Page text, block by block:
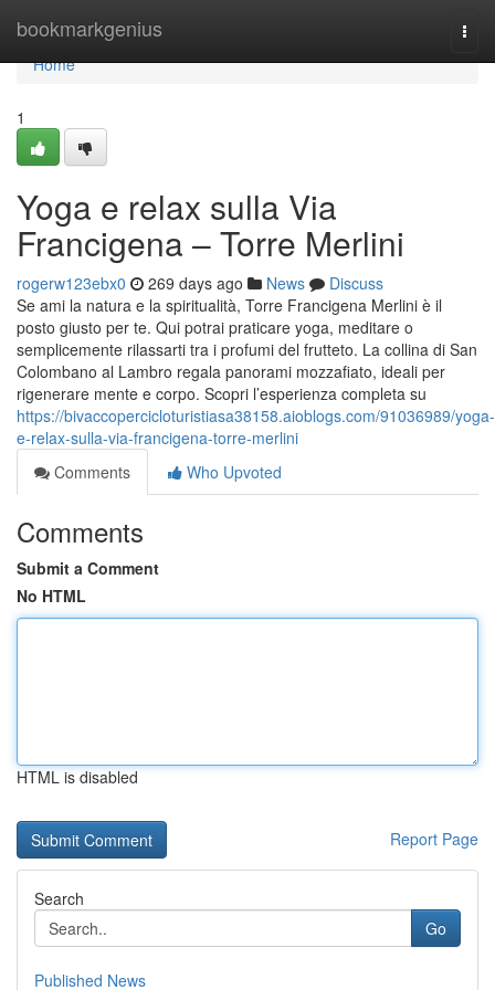
bookmarkgenius
Home
Home
1
Yoga e relax sulla Via
Francigena – Torre Merlini
rogerw123ebx0 269 days ago News
Discuss
Se ami la natura e la spiritualità, Torre Francigena Merlini è il
posto giusto per te. Qui potrai praticare yoga, meditare o
semplicemente rilassarti tra i profumi del frutteto. La collina di San
Colombano al Lambro regala panorami mozzafiato, ideali per
rigenerare mente e corpo. Scopri l’esperienza completa su
https://bivaccopercicloturistiasa38158.aioblogs.com/91036989/yoga-
e-relax-sulla-via-francigena-torre-merlini
Comments
Who Upvoted
Comments
Submit a Comment
No HTML
HTML is disabled
Report Page
Search
Go
Published News